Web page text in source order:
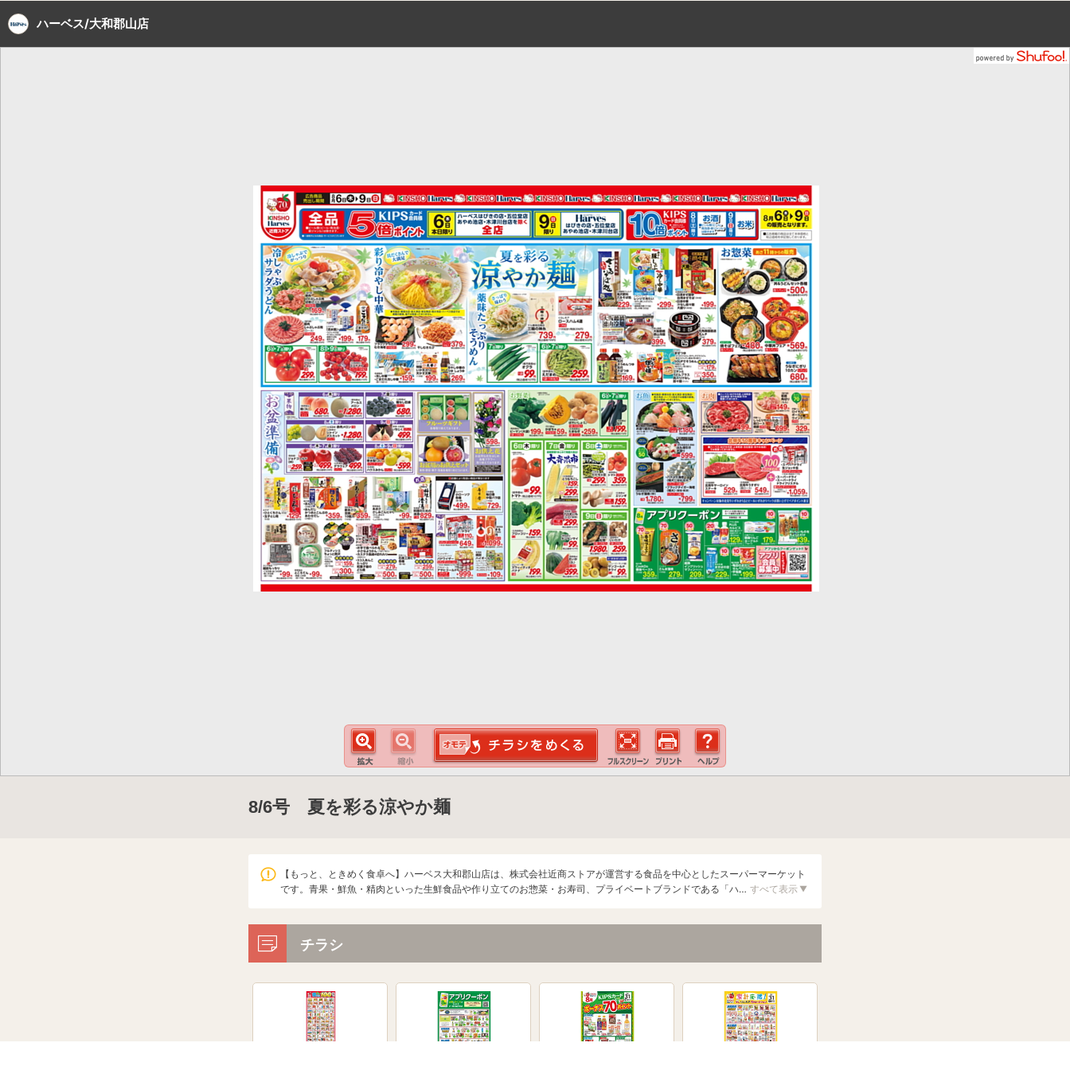
ハーベス/大和郡山店
8/6号 夏を彩る涼やか麺
【もっと、ときめく食卓へ】ハーベス大和郡山店は、株式会社近商ストアが運営する食品を中心としたスーパーマーケット
です。青果・鮮魚・精肉といった生鮮食品や作り立てのお惣菜・お寿司、プライベートブランドである「ハ… すべて表示 ▼
チラシ